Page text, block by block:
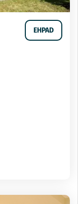
EHPAD